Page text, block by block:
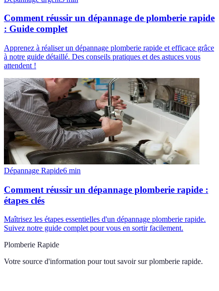
Comment réussir un dépannage de plomberie rapide
: Guide complet
Apprenez à réaliser un dépannage plomberie rapide et efficace grâce
à notre guide détaillé. Des conseils pratiques et des astuces vous
attendent !
Dépannage Rapide6 min
Comment réussir un dépannage plomberie rapide :
étapes clés
Maîtrisez les étapes essentielles d'un dépannage plomberie rapide.
Suivez notre guide complet pour vous en sortir facilement.
Plomberie Rapide
Votre source d'information pour tout savoir sur plomberie rapide.